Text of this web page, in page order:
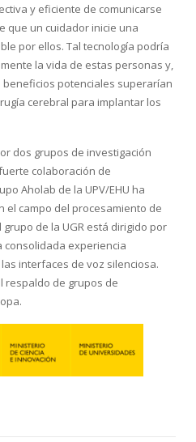
y eficiente de comunicarse
que un cuidador inicie una
por ellos. Tal tecnología podría
la vida de estas personas y,
beneficios potenciales superarían
cerebral para implantar los
dos grupos de investigación
colaboración de
Aholab de la UPV/EHU ha
el campo del procesamiento de
de la UGR está dirigido por
consolidada experiencia
interfaces de voz silenciosa.
respaldo de grupos de